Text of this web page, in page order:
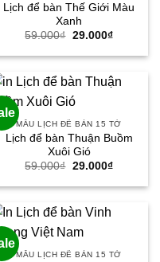
Lịch để bàn Thế Giới Màu
Xanh
59.000₫ Giá
là:
29.000₫Giá
tại
29.000₫.
MẪU LỊCH ĐỂ BÀN 15 TỜ
Lịch để bàn Thuận Buồm
Xuôi Gió
59.000₫ Giá
là:
29.000₫Giá
tại
MẪU LỊCH ĐỂ BÀN 15 TỜ